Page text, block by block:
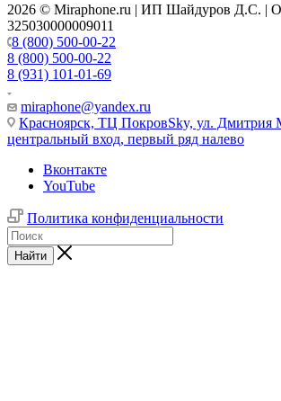
2026 © Miraphone.ru | ИП Шайдуров Д.С. |
325030000009011
8 (800) 500-00-22
8 (800) 500-00-22
8 (931) 101-01-69
miraphone@yandex.ru
Красноярск, ТЦ ПокровSky, ул. Дмитрия
центральный вход, первый ряд налево
Вконтакте
YouTube
Политика конфиденциальности
Найти